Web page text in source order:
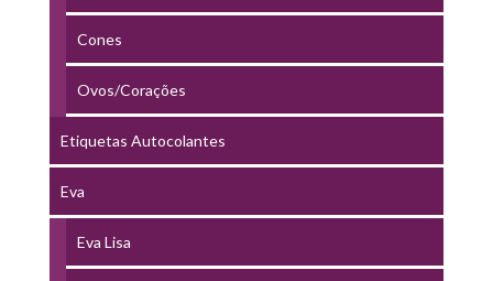
Cones
Ovos/Corações
Etiquetas Autocolantes
Eva
Eva Lisa